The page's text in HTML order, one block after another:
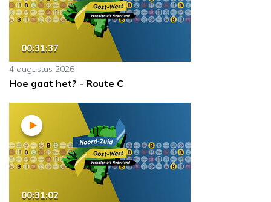
00:31:37
4 augustus 2026
Hoe gaat het? - Route C
00:31:02